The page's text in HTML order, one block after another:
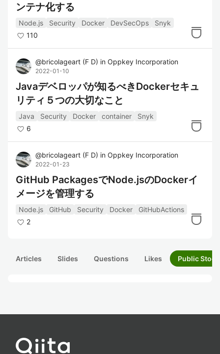
ンテナ化する
Node.js Security Docker DevSecOps
Snyk
110
@bricolageart (F D) in Oppkey Incorporation
2022-01-10
Javaデベロッパが知るべきDockerセキュ
リティ５つの大切なこと
Java Security Docker container
Snyk
6
@bricolageart (F D) in Oppkey Incorporation
2022-01-23
GitHub PackagesでNode.jsのDockerイ
メージを管理する
Node.js GitHub Security Docker
GitHubActions
2
Articles Slides Questions Likes Public